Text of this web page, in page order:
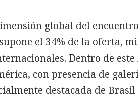
global del
el 34% de la oferta,
Dentro de
con presencia de
destacada de